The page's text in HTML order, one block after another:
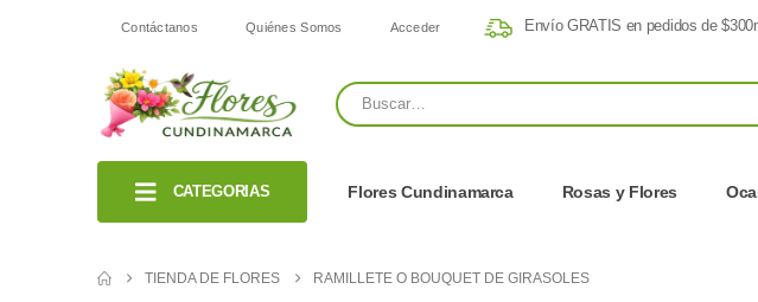
Contáctanos Quiénes Somos Acceder Envío GRATIS en pedidos de
CATEGORIAS Flores Cundinamarca Rosas y Flores
TIENDA DE FLORES RAMILLETE O BOUQUET DE GIRASOLES